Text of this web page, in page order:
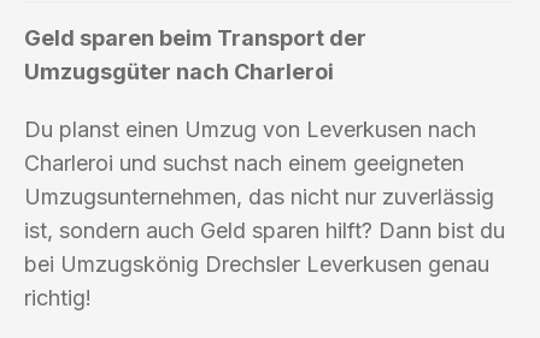
Geld sparen beim Transport der
Umzugsgüter nach Charleroi
Du planst einen Umzug von Leverkusen nach
Charleroi und suchst nach einem geeigneten
Umzugsunternehmen, das nicht nur zuverlässig
ist, sondern auch Geld sparen hilft? Dann bist du
bei Umzugskönig Drechsler Leverkusen genau
richtig!